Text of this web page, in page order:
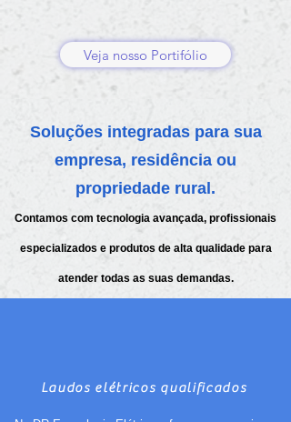
Veja nosso Portifólio
Soluções integradas para sua
empresa, residência ou
propriedade rural.
Contamos com tecnologia avançada, profissionais
especializados e produtos de alta qualidade para
atender todas as suas demandas.
Laudos elétricos qualificados